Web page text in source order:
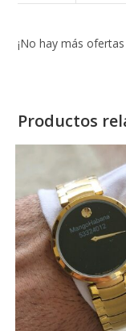
¡No hay más
Productos